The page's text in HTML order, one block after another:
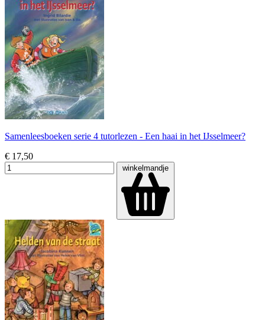
Samenleesboeken serie 4 tutorlezen - Een haai in het IJsselmeer?
€ 17,50
winkelmandje